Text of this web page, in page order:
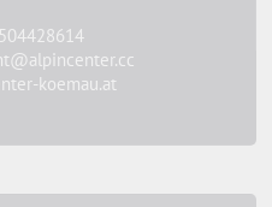
koemau.at